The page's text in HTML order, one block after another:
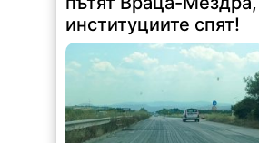
1198 | 2026-08-07 13:53:08